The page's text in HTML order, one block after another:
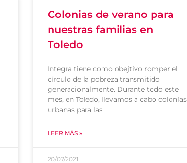
Colonias de verano para
nuestras familias en
Toledo
Integra tiene como obejtivo romper el
círculo de la pobreza transmitido
generacionalmente. Durante todo este
mes, en Toledo, llevamos a cabo colonias
urbanas para las
LEER MÁS »
20/07/2021